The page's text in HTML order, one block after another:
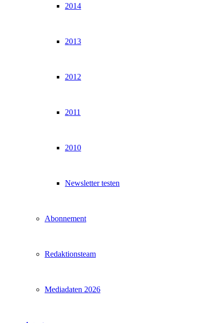
2014
2013
2012
2011
2010
Newsletter testen
Abonnement
Redaktionsteam
Mediadaten 2026